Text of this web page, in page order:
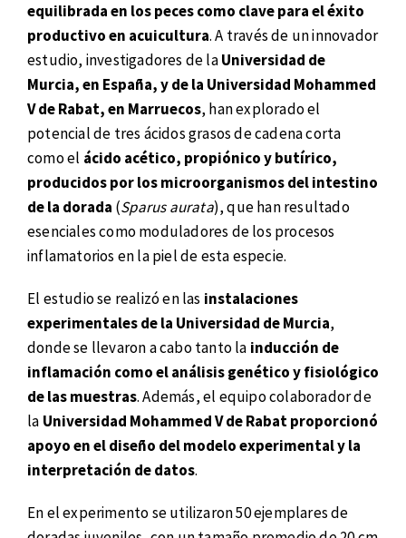
equilibrada en los peces como clave para el éxito
productivo en acuicultura. A través de un innovador
estudio, investigadores de laUniversidad de
Murcia, en España, y de la Universidad Mohammed
V de Rabat, en Marruecos, han explorado el
potencial de tres ácidos grasos de cadena corta
como el ácido acético, propiónico y butírico,
producidos por los microorganismos del intestino
de la dorada (Sparus aurata), que han resultado
esenciales como moduladores de los procesos
inflamatorios en la piel de esta especie.
El estudio se realizó en las instalaciones
experimentales de la Universidad de Murcia,
donde se llevaron a cabo tanto la inducción de
inflamación como el análisis genético y fisiológico
de las muestras. Además, el equipo colaborador de
la Universidad Mohammed V de Rabat proporcionó
apoyo en el diseño del modelo experimental y la
interpretación de datos.
En el experimento se utilizaron 50 ejemplares de